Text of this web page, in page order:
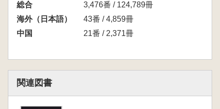
いう意味を含んでいたため、1635年に元々国
名であったマンジュ(満洲)を自分たちの種族名
とした。翌年、国号であるマンジュは「大清」
「火」に属す王朝であったことに由来する。
総合
3,476番 / 124,789冊
海外（日本語）
43番 / 4,859冊
中国
21番 / 2,371冊
関連図書